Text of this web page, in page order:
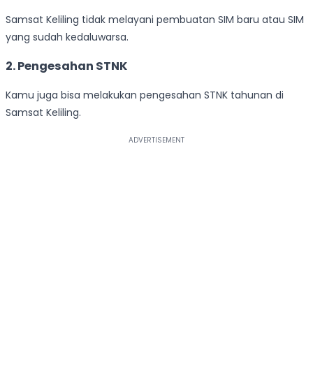
Samsat Keliling tidak melayani pembuatan SIM baru atau SIM
yang sudah kedaluwarsa.
2. Pengesahan STNK
Kamu juga bisa melakukan pengesahan STNK tahunan di
Samsat Keliling.